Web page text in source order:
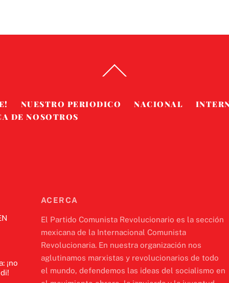
To
NUESTRO PERIODICO NACIONAL
DE NOSOTROS
¡no
ACERCA
El Partido Comunista Revolucionario es la sección
mexicana de la Internacional Comunista
Revolucionaria. En nuestra organización nos
aglutinamos marxistas y revolucionarios de todo
el mundo, defendemos las ideas del socialismo en